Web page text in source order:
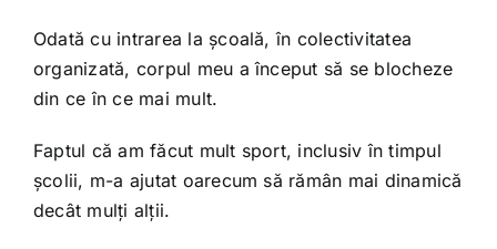
Odată cu intrarea la școală, în colectivitatea
organizată, corpul meu a început să se blocheze
din ce în ce mai mult.
Faptul că am făcut mult sport, inclusiv în timpul
școlii, m-a ajutat oarecum să rămân mai dinamică
decât mulți alții.